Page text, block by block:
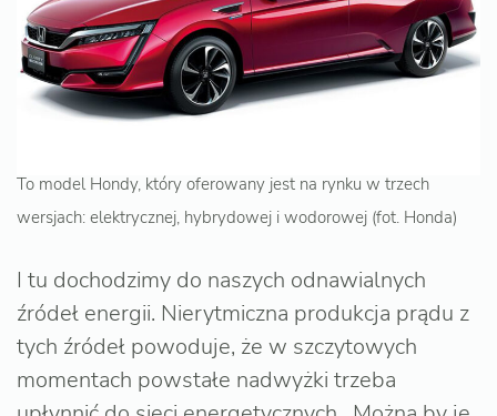
To model Hondy, który oferowany jest na rynku w trzech
wersjach: elektrycznej, hybrydowej i wodorowej (fot. Honda)
I tu dochodzimy do naszych odnawialnych
źródeł energii. Nierytmiczna produkcja prądu z
tych źródeł powoduje, że w szczytowych
momentach powstałe nadwyżki trzeba